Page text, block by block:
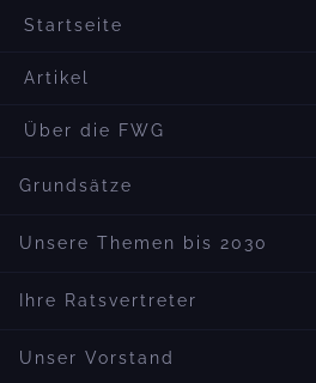
Startseite
Artikel
Über die FWG
Grundsätze
Unsere Themen bis 2030
Ihre Ratsvertreter
Unser Vorstand